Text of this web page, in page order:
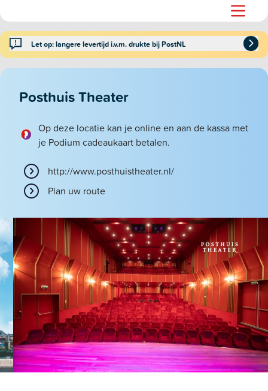
Let op: langere levertijd i.v.m. drukte bij PostNL
Posthuis Theater
Op deze locatie kan je online en aan de kassa met
je Podium cadeaukaart betalen.
http://www.posthuistheater.nl/
Plan uw route